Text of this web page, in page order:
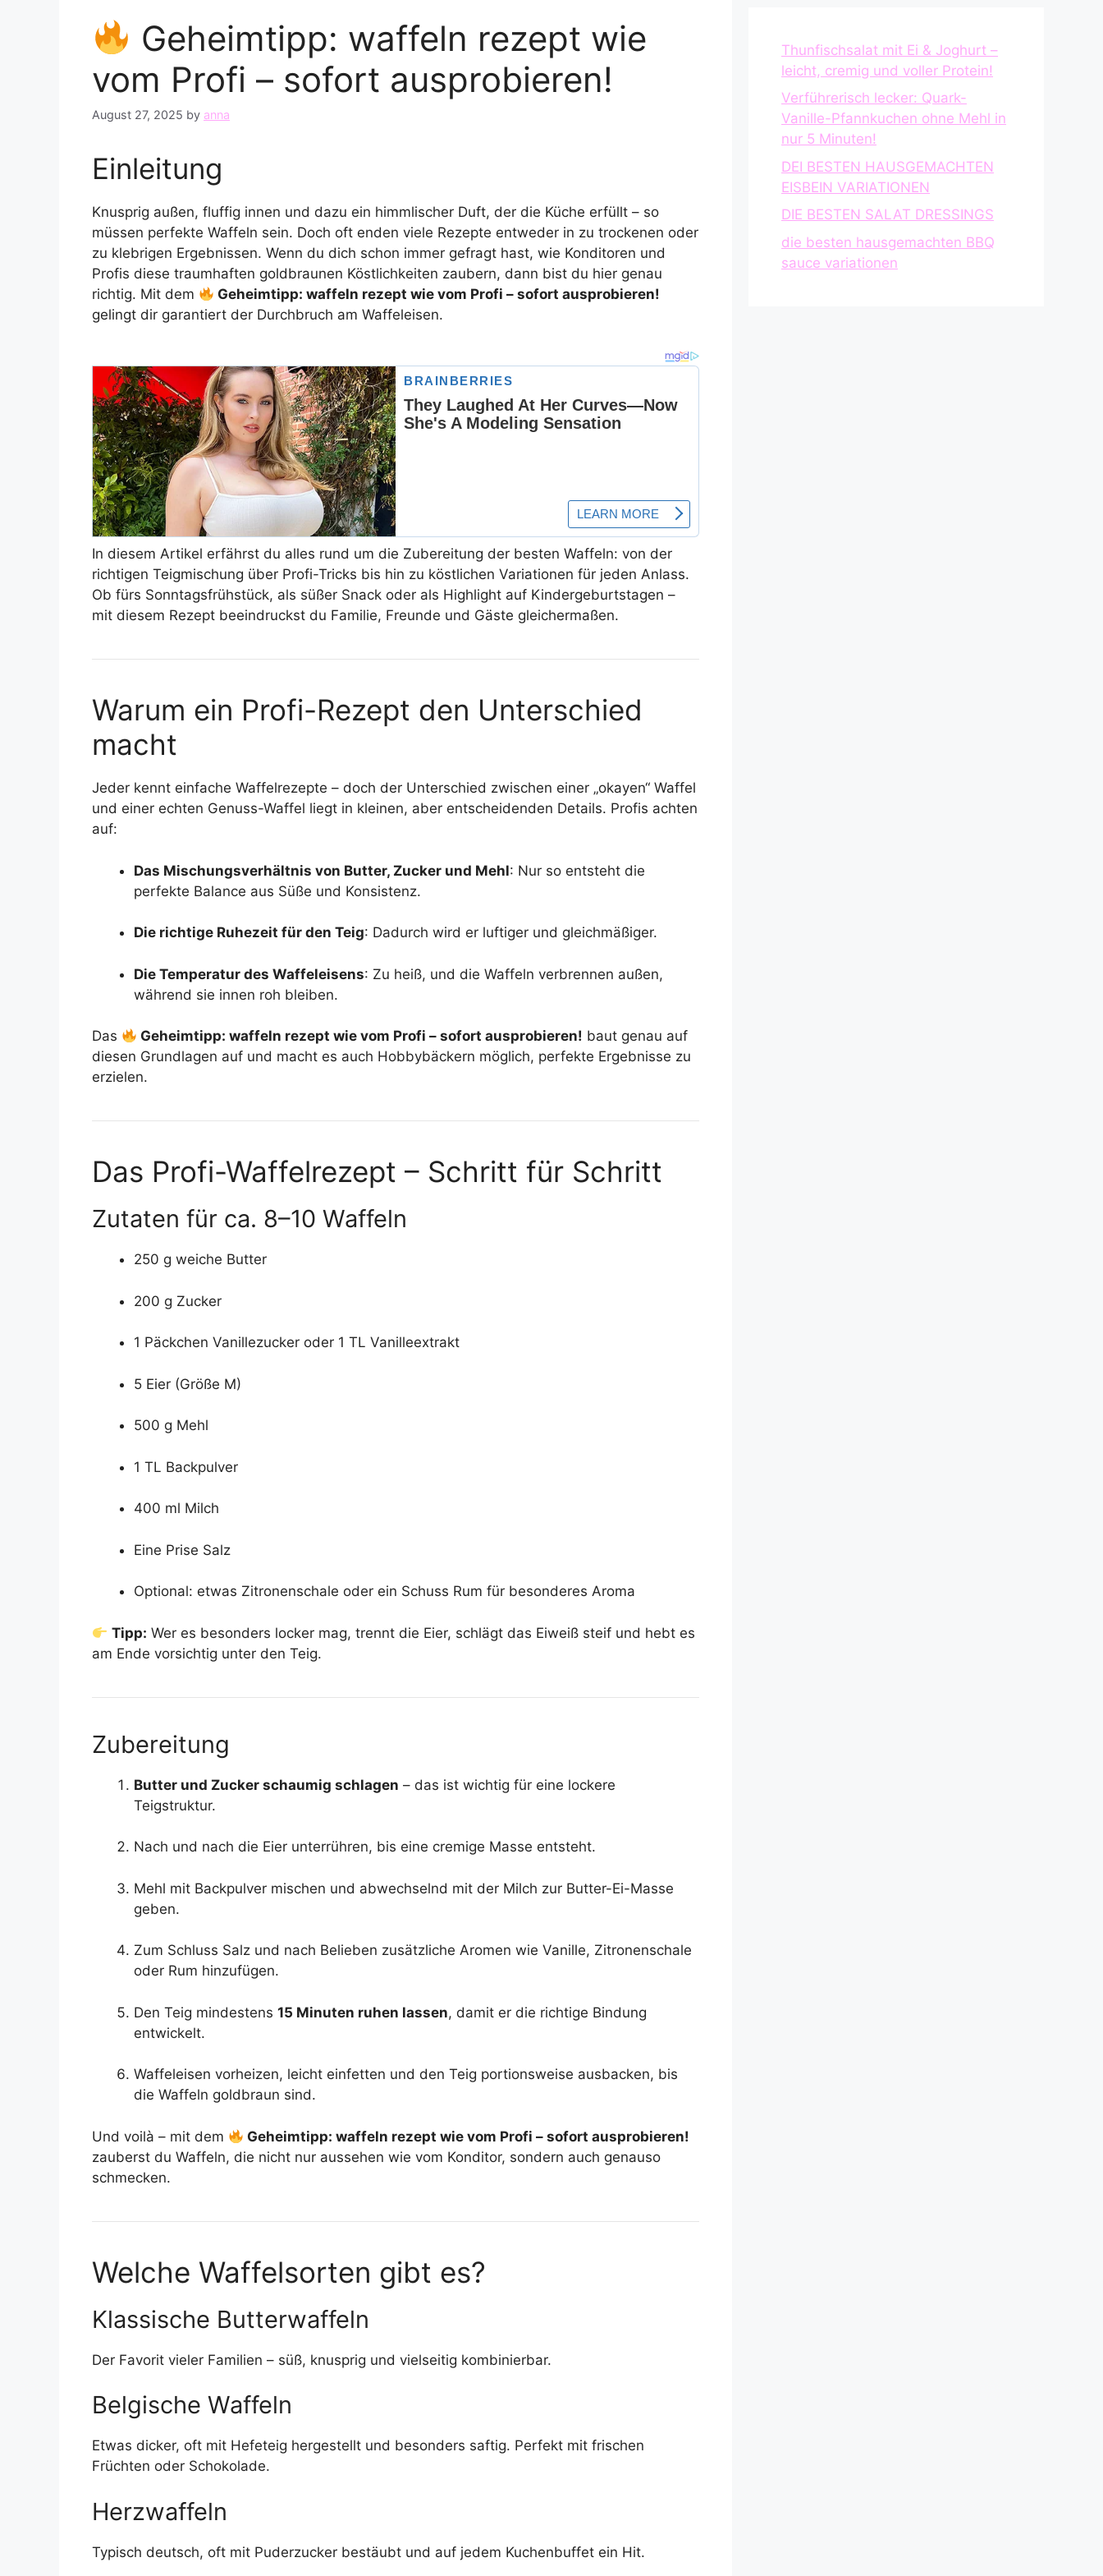
Geheimtipp: waffeln rezept wie
vom Profi – sofort ausprobieren!
August 27, 2025 by anna
Einleitung
Knusprig außen, fluffig innen und dazu ein himmlischer Duft, der die Küche erfüllt – so
müssen perfekte Waffeln sein. Doch oft enden viele Rezepte entweder in zu trockenen oder
zu klebrigen Ergebnissen. Wenn du dich schon immer gefragt hast, wie Konditoren und
Profis diese traumhaften goldbraunen Köstlichkeiten zaubern, dann bist du hier genau
richtig. Mit dem
Geheimtipp: waffeln rezept wie vom Profi – sofort ausprobieren!
gelingt dir garantiert der Durchbruch am Waffeleisen.
In diesem Artikel erfährst du alles rund um die Zubereitung der besten Waffeln: von der
richtigen Teigmischung über Profi-Tricks bis hin zu köstlichen Variationen für jeden Anlass.
Ob fürs Sonntagsfrühstück, als süßer Snack oder als Highlight auf Kindergeburtstagen –
mit diesem Rezept beeindruckst du Familie, Freunde und Gäste gleichermaßen.
Warum ein Profi-Rezept den Unterschied
macht
Jeder kennt einfache Waffelrezepte – doch der Unterschied zwischen einer „okayen“ Waffel
und einer echten Genuss-Waffel liegt in kleinen, aber entscheidenden Details. Profis achten
auf:
Das Mischungsverhältnis von Butter, Zucker und Mehl: Nur so entsteht die
perfekte Balance aus Süße und Konsistenz.
Die richtige Ruhezeit für den Teig: Dadurch wird er luftiger und gleichmäßiger.
Die Temperatur des Waffeleisens: Zu heiß, und die Waffeln verbrennen außen,
während sie innen roh bleiben.
Das Geheimtipp: waffeln rezept wie vom Profi – sofort ausprobieren! baut genau auf
diesen Grundlagen auf und macht es auch Hobbybäckern möglich, perfekte Ergebnisse zu
erzielen.
Das Profi-Waffelrezept – Schritt für Schritt
Zutaten für ca. 8–10 Waffeln
250 g weiche Butter
200 g Zucker
1 Päckchen Vanillezucker oder 1 TL Vanilleextrakt
5 Eier (Größe M)
500 g Mehl
1 TL Backpulver
400 ml Milch
Eine Prise Salz
Optional: etwas Zitronenschale oder ein Schuss Rum für besonderes Aroma
Tipp: Wer es besonders locker mag, trennt die Eier, schlägt das Eiweiß steif und hebt es
am Ende vorsichtig unter den Teig.
Zubereitung
Butter und Zucker schaumig schlagen – das ist wichtig für eine lockere
Teigstruktur.
Nach und nach die Eier unterrühren, bis eine cremige Masse entsteht.
Mehl mit Backpulver mischen und abwechselnd mit der Milch zur Butter-Ei-Masse
geben.
Zum Schluss Salz und nach Belieben zusätzliche Aromen wie Vanille, Zitronenschale
oder Rum hinzufügen.
Den Teig mindestens 15 Minuten ruhen lassen, damit er die richtige Bindung
entwickelt.
Waffeleisen vorheizen, leicht einfetten und den Teig portionsweise ausbacken, bis
die Waffeln goldbraun sind.
Und voilà – mit dem
Geheimtipp: waffeln rezept wie vom Profi – sofort ausprobieren!
zauberst du Waffeln, die nicht nur aussehen wie vom Konditor, sondern auch genauso
schmecken.
Welche Waffelsorten gibt es?
Klassische Butterwaffeln
Der Favorit vieler Familien – süß, knusprig und vielseitig kombinierbar.
Belgische Waffeln
Etwas dicker, oft mit Hefeteig hergestellt und besonders saftig. Perfekt mit frischen
Früchten oder Schokolade.
Herzwaffeln
Typisch deutsch, oft mit Puderzucker bestäubt und auf jedem Kuchenbuffet ein Hit.
Thunfischsalat mit Ei & Joghurt –
leicht, cremig und voller Protein!
Verführerisch lecker: Quark-
Vanille-Pfannkuchen ohne Mehl in
nur 5 Minuten!
DEI BESTEN HAUSGEMACHTEN
EISBEIN VARIATIONEN
DIE BESTEN SALAT DRESSINGS
die besten hausgemachten BBQ
sauce variationen